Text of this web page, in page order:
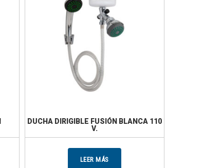
DUCHA DIRIGIBLE FUSIÓN BLANCA 110
V.
LEER MÁS